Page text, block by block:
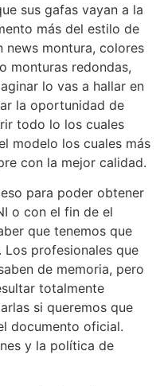
sus gafas vayan a la
más del estilo de
news montura, colores
monturas redondas,
lo vas a hallar en
la oportunidad de
todo lo los cuales
modelo los cuales más
con la mejor calidad.
para poder obtener
o con el fin de el
que tenemos que
profesionales que
de memoria, pero
totalmente
si queremos que
documento oficial.
y la política de